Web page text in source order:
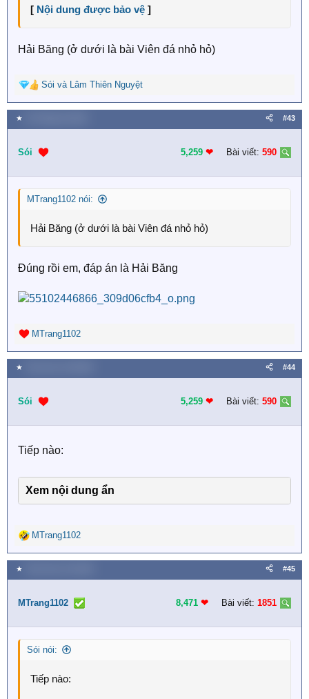
[ Nội dung được bảo vệ ]
Hải Băng (ở dưới là bài Viên đá nhỏ hỏ)
R
e
a
c
i
n
s
Sói và Lâm Thiên Nguyệt
★ #43
Sói 5,259 ❤︎ Bài viết: 590
MTrang1102 nói:
Hải Băng (ở dưới là bài Viên đá nhỏ hỏ)
Đúng rồi em, đáp án là Hải Băng
R
e
a
c
i
n
:
MTrang1102
★ #44
Sói 5,259 ❤︎ Bài viết: 590
Tiếp nào:
Xem nội dung ẩn
R
e
a
c
i
n
s
MTrang1102
★ #45
MTrang1102 8,471 ❤︎ Bài viết: 1851
Sói nói:
Tiếp nào: